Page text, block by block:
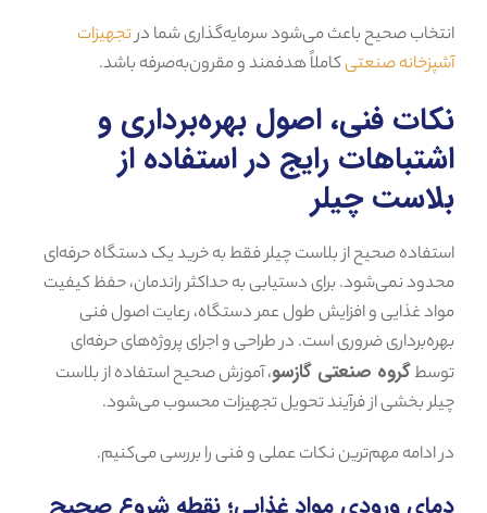
انتخاب صحیح باعث می‌شود سرمایه‌گذاری شما درتجهیزات
آشپزخانه صنعتیکاملاً هدفمند و مقرون‌به‌صرفه باشد.
نکات فنی، اصول بهره‌برداری و
اشتباهات رایج در استفاده از
بلاست چیلر
استفاده صحیح از بلاست چیلر فقط به خرید یک دستگاه حرفه‌ای
محدود نمی‌شود. برای دستیابی به حداکثر راندمان، حفظ کیفیت
مواد غذایی و افزایش طول عمر دستگاه، رعایت اصول فنی
بهره‌برداری ضروری است. در طراحی و اجرای پروژه‌های حرفه‌ای
توسطگروه صنعتی گازسو، آموزش صحیح استفاده از بلاست
چیلر بخشی از فرآیند تحویل تجهیزات محسوب می‌شود.
در ادامه مهم‌ترین نکات عملی و فنی را بررسی می‌کنیم.